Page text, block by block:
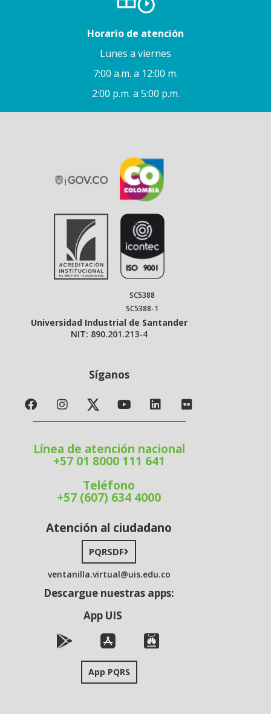
Horario de atención
Lunes a viernes
7:00 a.m. a 12:00 m.
2:00 p.m. a 5:00 p.m.